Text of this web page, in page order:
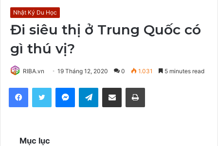
Nhật Ký Du Học
Đi siêu thị ở Trung Quốc có
gì thú vị?
RIBA.vn 19 Tháng 12, 2020 0 1.031 5 minutes read
FacebookTwitter MessengerTelegramShare via Email Print
Mục lục